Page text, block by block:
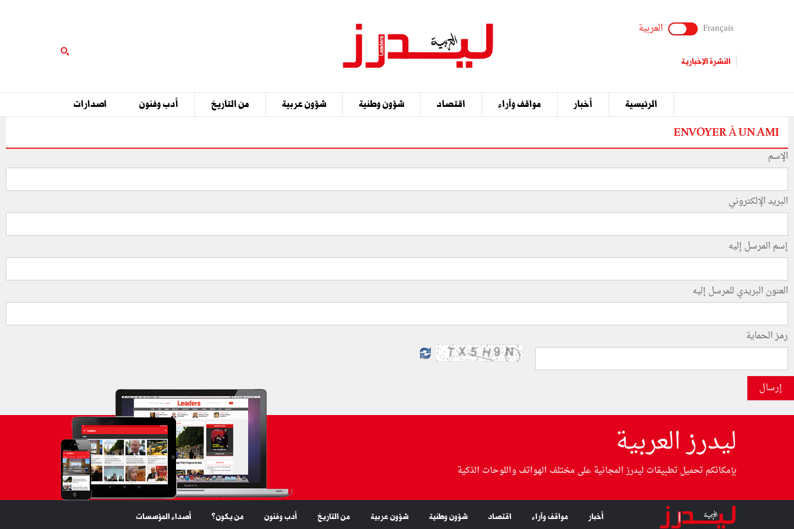
Français العربية
النشرة الإخبارية
الرئيسية أخبار مواقف وآراء اقتصاد شؤون وطنية شؤون عربية من التاريخ أدب وفنون اصدارات
ENVOYER À UN AMI
الإسم
البريد الإلكتروني
إسم المرسل إليه
العنون البريدي للمرسل إليه
رمز الحماية
إرسال
ليدرز العربية
بإمكانكم تحميل تطبيقات ليدرز المجانية على مختلف الهواتف واللوحات الذكية
أخبار مواقف وآراء اقتصاد شؤون وطنية شؤون عربية من التاريخ أدب وفنون من يكون؟ أصداء المؤسسات